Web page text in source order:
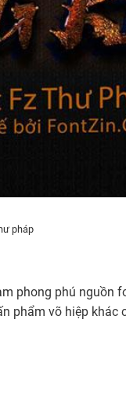
pháp
phong phú nguồn
phẩm võ hiệp khác